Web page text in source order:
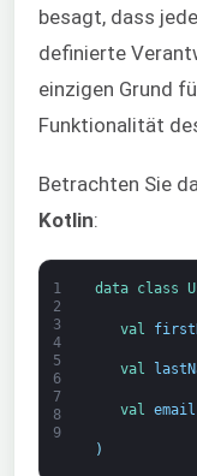
besagt, dass
definierte
einzigen Grund
Funktionalität
Betrachten Sie
Kotlin:
1
2
3
4
5
6
7
8
9
data class
val
val
val email
)